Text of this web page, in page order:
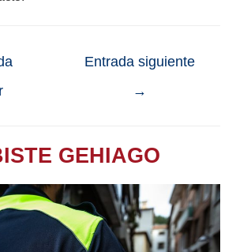
Entrada siguiente
→
GEHIAGO